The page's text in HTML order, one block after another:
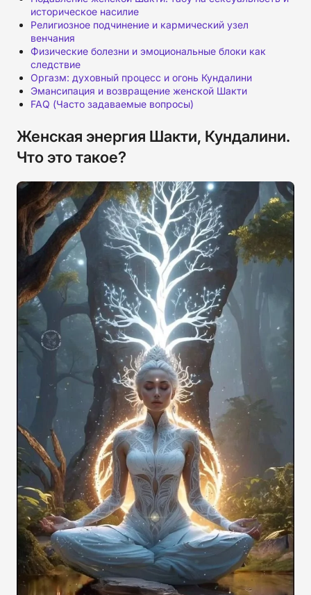
историческое насилие
Религиозное подчинение и кармический узел
венчания
Физические болезни и эмоциональные блоки как
следствие
Оргазм: духовный процесс и огонь Кундалини
Эмансипация и возвращение женской Шакти
FAQ (Часто задаваемые вопросы)
Женская энергия Шакти, Кундалини.
Что это такое?